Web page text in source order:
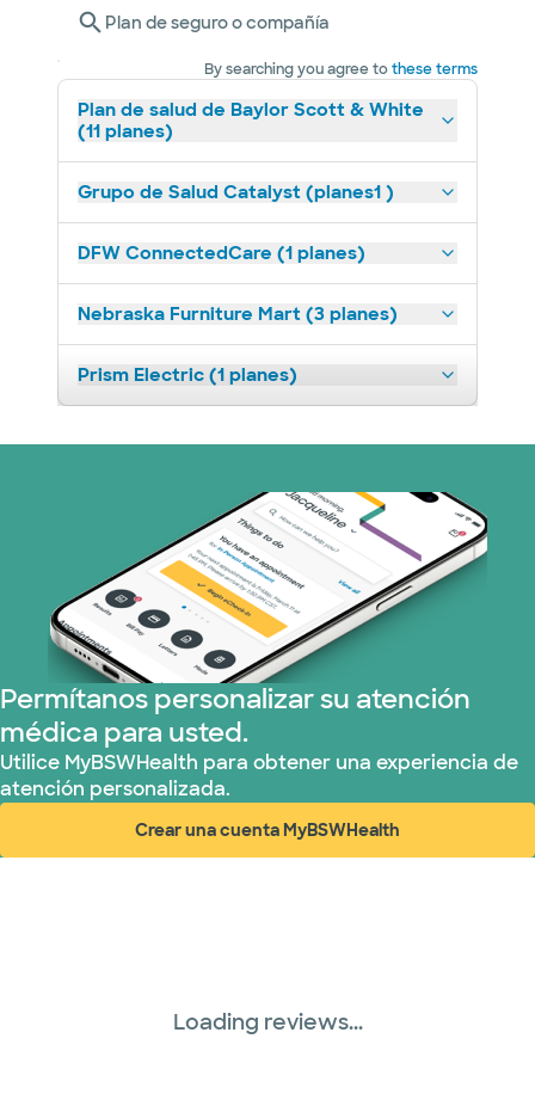
Plan de seguro o compañía
By searching you agree tothese terms
Plan de salud de Baylor Scott & White
(11 planes)
Grupo de Salud Catalyst (planes1 )
DFW ConnectedCare (1 planes)
Nebraska Furniture Mart (3 planes)
Prism Electric (1 planes)
Permítanos personalizar su atención
médica para usted.
Utilice MyBSWHealth para obtener una experiencia de
atención personalizada.
Crear una cuenta MyBSWHealth
(abre en ventana nueva)
Loading reviews...